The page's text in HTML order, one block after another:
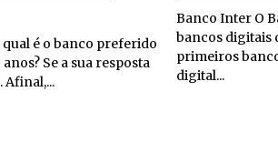
Se a sua resposta
Afinal,...
Banco Inter O Banco Inter é um dos principais
bancos digitais
primeiros
digital...